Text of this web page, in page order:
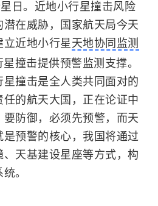
日。近地小行星撞击风险
在威胁，国家航天局今天
近地小行星 天地协同监测
撞击提供预警监测支撑。
撞击是全人类共同面对的
的航天大国，正在论证中
要防御，必须先预警，而天
预警的核心，我国将通过
天基建设星座等方式，构
。